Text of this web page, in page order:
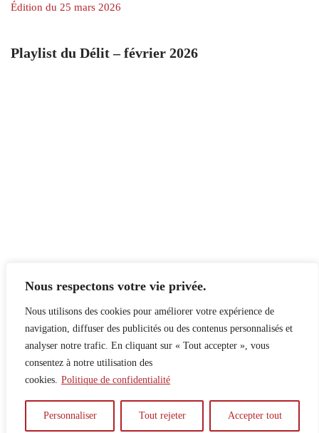
Nous respectons votre vie privée.
Nous utilisons des cookies pour améliorer votre expérience de
navigation, diffuser des publicités ou des contenus personnalisés et
analyser notre trafic. En cliquant sur « Tout accepter », vous
consentez à notre utilisation des
cookies. Politique de confidentialité
Personnaliser Tout rejeter Accepter tout
Édition du 25 mars 2026
Playlist du Délit – février 2026